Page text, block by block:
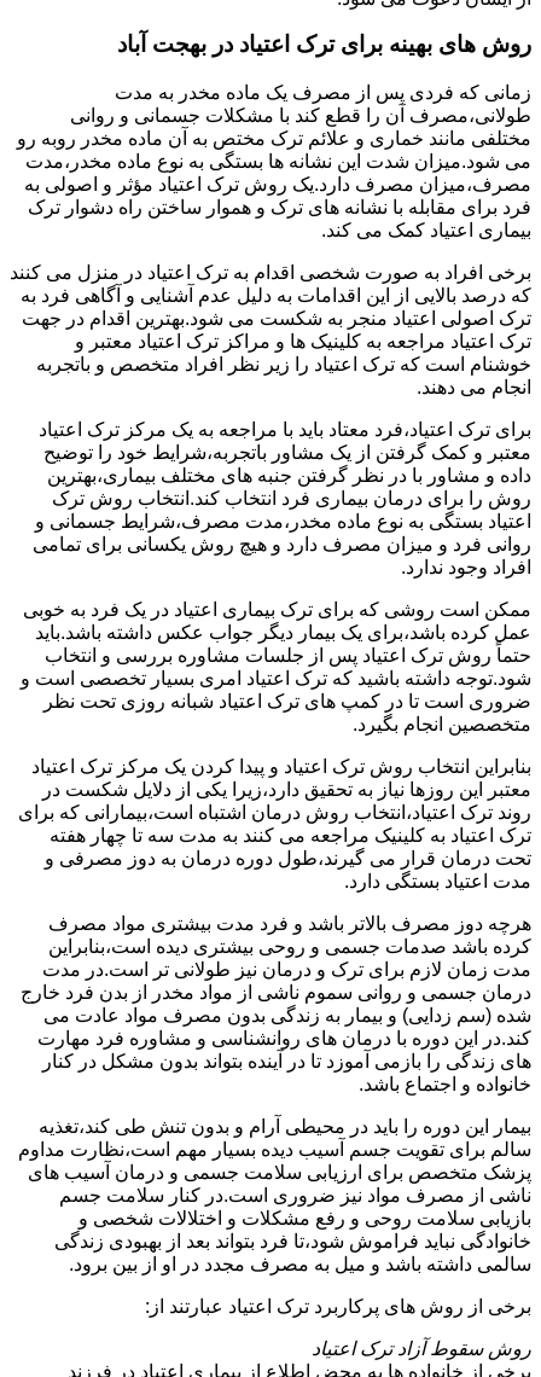
روش های بهینه برای ترک اعتیاد در بهجت آباد
زمانی که فردی پس از مصرف یک ماده مخدر به مدت
طولانی،مصرف آن را قطع کند با مشکلات جسمانی و روانی
مختلفی مانند خماری و علائم ترک مختص به آن ماده مخدر روبه رو
می شود.میزان شدت این نشانه ها بستگی به نوع ماده مخدر،مدت
مصرف،میزان مصرف دارد.یک روش ترک اعتیاد مؤثر و اصولی به
فرد برای مقابله با نشانه های ترک و هموار ساختن راه دشوار ترک
بیماری اعتیاد کمک می کند.
برخی افراد به صورت شخصی اقدام به ترک اعتیاد در منزل می کنند
که درصد بالایی از این اقدامات به دلیل عدم آشنایی و آگاهی فرد به
ترک اصولی اعتیاد منجر به شکست می شود.بهترین اقدام در جهت
ترک اعتیاد مراجعه به کلینیک ها و مراکز ترک اعتیاد معتبر و
خوشنام است که ترک اعتیاد را زیر نظر افراد متخصص و باتجربه
انجام می دهند.
برای ترک اعتیاد،فرد معتاد باید با مراجعه به یک مرکز ترک اعتیاد
معتبر و کمک گرفتن از یک مشاور باتجربه،شرایط خود را توضیح
داده و مشاور با در نظر گرفتن جنبه های مختلف بیماری،بهترین
روش را برای درمان بیماری فرد انتخاب کند.انتخاب روش ترک
اعتیاد بستگی به نوع ماده مخدر،مدت مصرف،شرایط جسمانی و
روانی فرد و میزان مصرف دارد و هیچ روش یکسانی برای تمامی
افراد وجود ندارد.
ممکن است روشی که برای ترک بیماری اعتیاد در یک فرد به خوبی
عمل کرده باشد،برای یک بیمار دیگر جواب عکس داشته باشد.باید
حتماً روش ترک اعتیاد پس از جلسات مشاوره بررسی و انتخاب
شود.توجه داشته باشید که ترک اعتیاد امری بسیار تخصصی است و
ضروری است تا در کمپ های ترک اعتیاد شبانه روزی تحت نظر
متخصصین انجام بگیرد.
بنابراین انتخاب روش ترک اعتیاد و پیدا کردن یک مرکز ترک اعتیاد
معتبر این روزها نیاز به تحقیق دارد،زیرا یکی از دلایل شکست در
روند ترک اعتیاد،انتخاب روش درمان اشتباه است،بیمارانی که برای
ترک اعتیاد به کلینیک مراجعه می کنند به مدت سه تا چهار هفته
تحت درمان قرار می گیرند،طول دوره درمان به دوز مصرفی و
مدت اعتیاد بستگی دارد.
هرچه دوز مصرف بالاتر باشد و فرد مدت بیشتری مواد مصرف
کرده باشد صدمات جسمی و روحی بیشتری دیده است،بنابراین
مدت زمان لازم برای ترک و درمان نیز طولانی تر است.در مدت
درمان جسمی و روانی سموم ناشی از مواد مخدر از بدن فرد خارج
شده (سم زدایی) و بیمار به زندگی بدون مصرف مواد عادت می
کند.در این دوره با درمان های روانشناسی و مشاوره فرد مهارت
های زندگی را بازمی آموزد تا در آینده بتواند بدون مشکل در کنار
خانواده و اجتماع باشد.
بیمار این دوره را باید در محیطی آرام و بدون تنش طی کند،تغذیه
سالم برای تقویت جسم آسیب دیده بسیار مهم است،نظارت مداوم
پزشک متخصص برای ارزیابی سلامت جسمی و درمان آسیب های
ناشی از مصرف مواد نیز ضروری است.در کنار سلامت جسم
بازیابی سلامت روحی و رفع مشکلات و اختلالات شخصی و
خانوادگی نباید فراموش شود،تا فرد بتواند بعد از بهبودی زندگی
سالمی داشته باشد و میل به مصرف مجدد در او از بین برود.
برخی از روش های پرکاربرد ترک اعتیاد عبارتند از:
روش سقوط آزاد ترک اعتیاد
برخی از خانواده ها به محض اطلاع از بیماری اعتیاد در فرزند